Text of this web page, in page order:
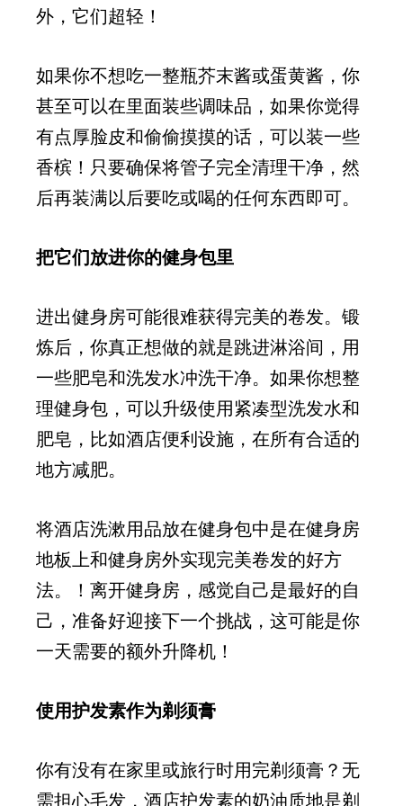
外，它们超轻！
如果你不想吃一整瓶芥末酱或蛋黄酱，你
甚至可以在里面装些调味品，如果你觉得
有点厚脸皮和偷偷摸摸的话，可以装一些
香槟！只要确保将管子完全清理干净，然
后再装满以后要吃或喝的任何东西即可。
把它们放进你的健身包里
进出健身房可能很难获得完美的卷发。锻
炼后，你真正想做的就是跳进淋浴间，用
一些肥皂和洗发水冲洗干净。如果你想整
理健身包，可以升级使用紧凑型洗发水和
肥皂，比如酒店便利设施，在所有合适的
地方减肥。
将酒店洗漱用品放在健身包中是在健身房
地板上和健身房外实现完美卷发的好方
法。！离开健身房，感觉自己是最好的自
己，准备好迎接下一个挑战，这可能是你
一天需要的额外升降机！
使用护发素作为剃须膏
你有没有在家里或旅行时用完剃须膏？无
需担心毛发，酒店护发素的奶油质地是剃